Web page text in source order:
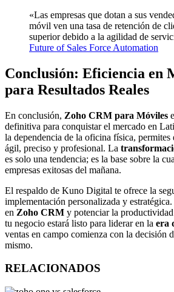
«Las empresas que dotan a sus
móvil ven una tasa de retención de
superior debido a la agilidad de
Future of Sales Force Automation
Conclusión: Eficiencia en
para Resultados Reales
En conclusión, Zoho CRM para Móviles
definitiva para conquistar el mercado en
la dependencia de la oficina física, permites
ágil, preciso y profesional. La
es solo una tendencia; es la base sobre la
empresas exitosas del mañana.
El respaldo de Kuno Digital te ofrece la
implementación personalizada y
en Zoho CRM y potenciar la
tu negocio estará listo para liderar en la era
ventas en campo comienza con la decisión
mismo.
RELACIONADOS